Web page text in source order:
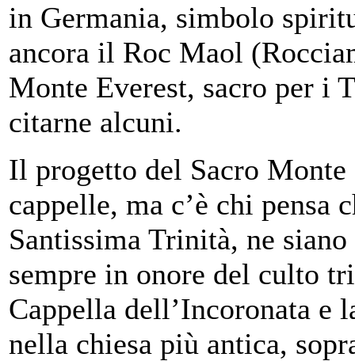
in Germania, simbolo
ancora il Roc Maol
Monte Everest, sacro per i
citarne alcuni.
Il progetto del Sacro
cappelle, ma c’è chi pensa
Santissima Trinità, ne
sempre in onore del culto
Cappella dell’Incoronata e
nella chiesa più antica,